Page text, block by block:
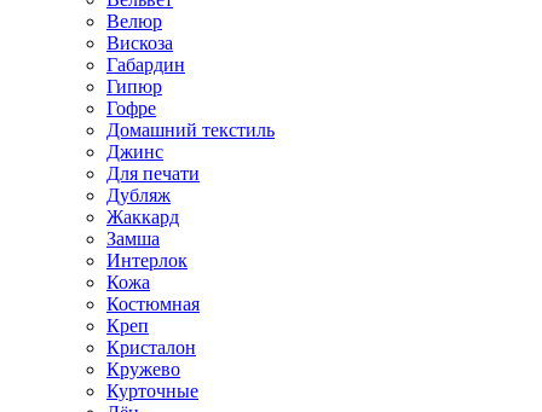
Велюр
Вискоза
Габардин
Гипюр
Гофре
Домашний текстиль
Джинс
Для печати
Дубляж
Жаккард
Замша
Интерлок
Кожа
Костюмная
Креп
Кристалон
Кружево
Курточные